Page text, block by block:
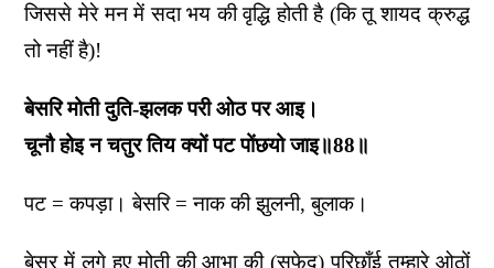
जिससे मेरे मन में सदा भय की वृद्धि होती है (कि तू शायद क्रुद्ध
तो नहीं है)!
बेसरि मोती दुति-झलक परी ओठ पर आइ।
चूनौ होइ न चतुर तिय क्यों पट पोंछयो जाइ॥88॥
पट = कपड़ा। बेसरि = नाक की झुलनी, बुलाक।
बेसर में लगे हुए मोती की आभा की (सफेद) परिछाँई तुम्हारे ओठों